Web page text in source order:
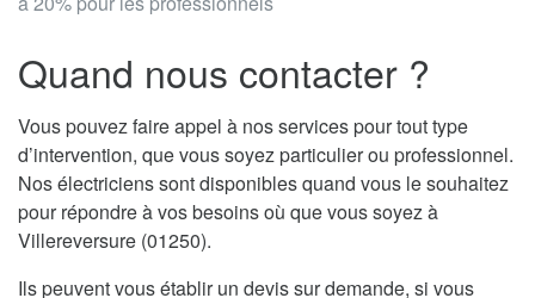
Quand nous contacter ?
Vous pouvez faire appel à nos services pour tout type
d’intervention, que vous soyez particulier ou professionnel.
Nos électriciens sont disponibles quand vous le souhaitez
pour répondre à vos besoins où que vous soyez à
Villereversure (01250).
Ils peuvent vous établir un devis sur demande, si vous